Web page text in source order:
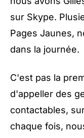
sur Skype.
Pages Jaunes,
dans la journée.
C'est pas la
d'appeller des
contactables,
chaque fois,